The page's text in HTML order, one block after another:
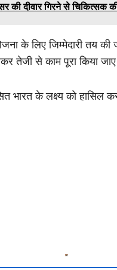
की दीवार गिरने से चिकित्सक
के लिए जिम्मेदारी तय
तेजी से काम पूरा किया
भारत के लक्ष्य को हासिल